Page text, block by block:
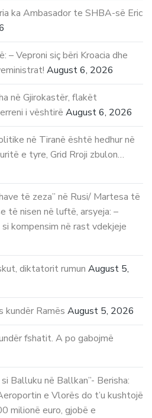
ka Ambasador te SHBA-së Eric
– Veproni siç bëri Kroacia dhe
August 6, 2026
në Gjirokastër, flakët
i vështirë August 6, 2026
në Tiranë është hedhur në
e tyre, Grid Rroji zbulon…
të zeza” në Rusi/ Martesa të
të nisen në luftë, arsyeja: –
kompensim në rast vdekjeje
diktatorit rumun August 5,
Ramës August 5, 2026
fshatit. A po gabojmë
Balluku në Ballkan”- Berisha:
e Vlorës do t’u kushtojë
milionë euro, gjobë e